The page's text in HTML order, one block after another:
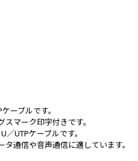
ーブルです。
マーク印字付きです。
UTPケーブルです。
通信や音声通信に適しています。